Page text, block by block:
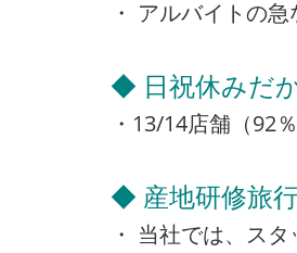
・ アルバイトの
◆ 日祝休みだ
・13/14店舗（92
◆ 産地研修旅
・ 当社では、ス